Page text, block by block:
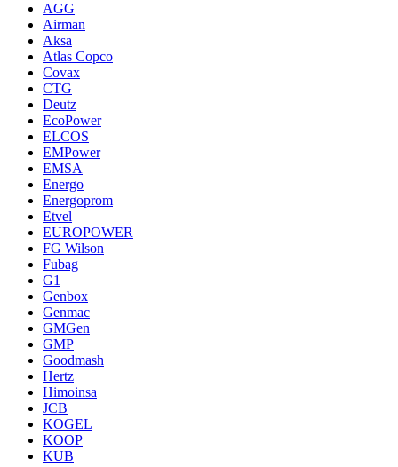
AGG
Airman
Aksa
Atlas Copco
Covax
CTG
Deutz
EcoPower
ELCOS
EMPower
EMSA
Energo
Energoprom
Etvel
EUROPOWER
FG Wilson
Fubag
G1
Genbox
Genmac
GMGen
GMP
Goodmash
Hertz
Himoinsa
JCB
KOGEL
KOOP
KUB